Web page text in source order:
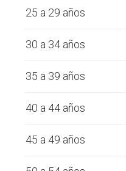
25 a 29 años
30 a 34 años
35 a 39 años
40 a 44 años
45 a 49 años